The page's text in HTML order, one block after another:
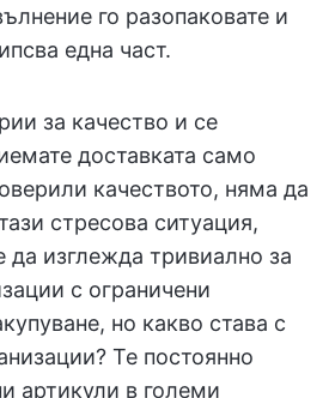
го разопаковате и
една част.
за качество и се
доставката само
качеството, няма да
стресова ситуация,
изглежда тривиално за
с ограничени
но какво става с
Те постоянно
артикули в големи